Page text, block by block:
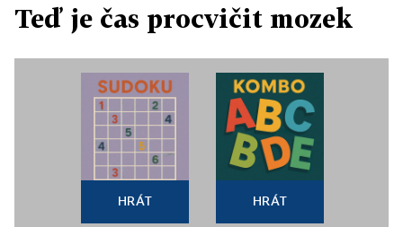
Teď je čas procvičit mozek
HRÁT HRÁT